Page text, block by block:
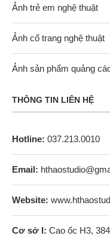
Ảnh trẻ em nghệ thuật
Ảnh cổ trang nghệ thuật
Ảnh sản phẩm quảng
THÔNG TIN LIÊN HỆ
Hotline: 037.213.0010
Email:
Website:
Cơ sở I: Cao ốc H3,